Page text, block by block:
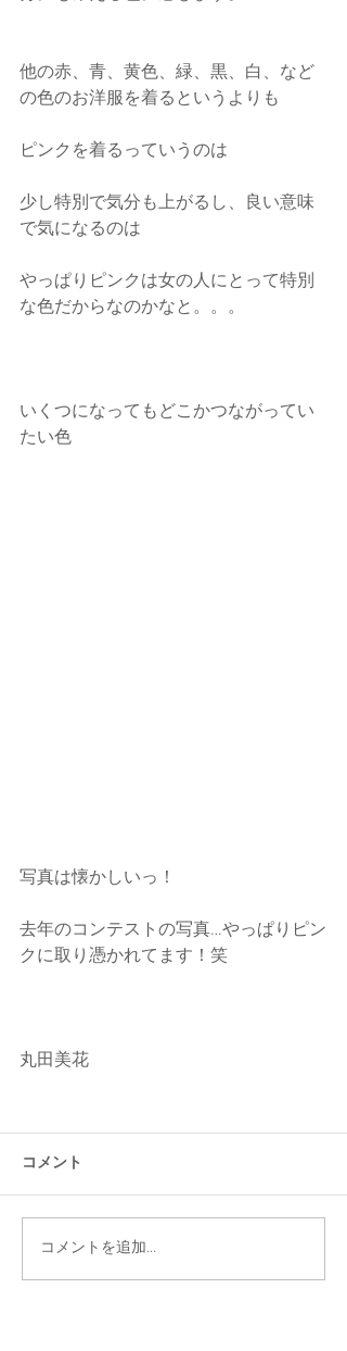
他の赤、青、黄色、緑、黒、白、など
の色のお洋服を着るというよりも
ピンクを着るっていうのは
少し特別で気分も上がるし、良い意味
で気になるのは
やっぱりピンクは女の人にとって特別
な色だからなのかなと。。。
いくつになってもどこかつながってい
たい色
写真は懐かしいっ！
去年のコンテストの写真…やっぱりピン
クに取り憑かれてます！笑
丸田美花
コメント
コメントを追加…